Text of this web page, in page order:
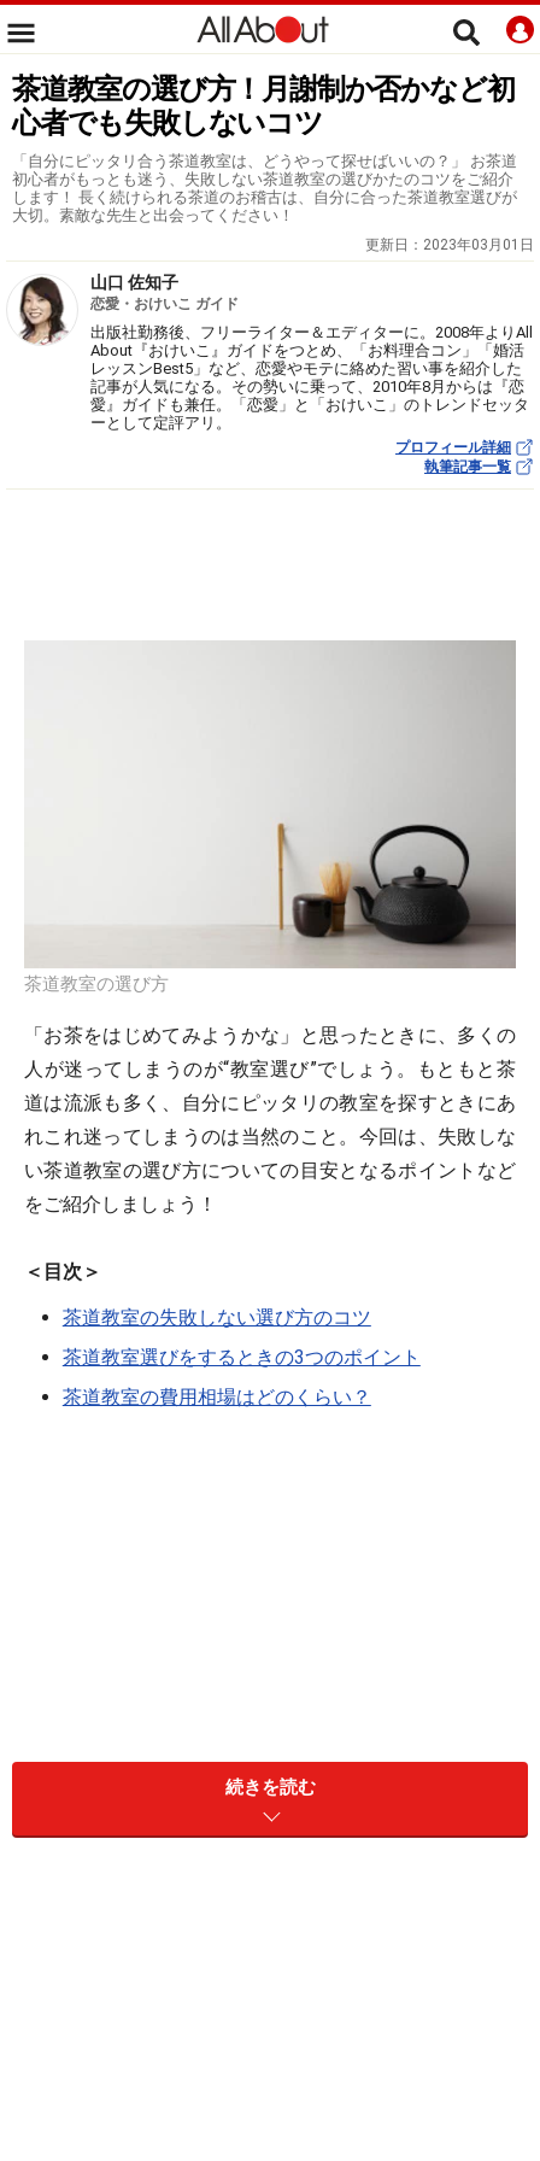
茶道教室の選び方！月謝制か否かなど初
心者でも失敗しないコツ
「自分にピッタリ合う茶道教室は、どうやって探せばいいの？」 お茶道
初心者がもっとも迷う、失敗しない茶道教室の選びかたのコツをご紹介
します！ 長く続けられる茶道のお稽古は、自分に合った茶道教室選びが
大切。素敵な先生と出会ってください！
更新日： 2023年03月01日
山口 佐知子
恋愛・おけいこ ガイド
出版社勤務後、フリーライター＆エディターに。2008年よりAll
About『おけいこ』ガイドをつとめ、「お料理合コン」「婚活
レッスンBest5」など、恋愛やモテに絡めた習い事を紹介した
記事が人気になる。その勢いに乗って、2010年8月からは『恋
愛』ガイドも兼任。「恋愛」と「おけいこ」のトレンドセッタ
ーとして定評アリ。
プロフィール詳細
執筆記事一覧
茶道教室の選び方
「お茶をはじめてみようかな」と思ったときに、多くの
人が迷ってしまうのが“教室選び”でしょう。もともと茶
道は流派も多く、自分にピッタリの教室を探すときにあ
れこれ迷ってしまうのは当然のこと。今回は、失敗しな
い茶道教室の選び方についての目安となるポイントなど
をご紹介しましょう！
＜目次＞
茶道教室の失敗しない選び方のコツ
茶道教室選びをするときの3つのポイント
茶道教室の費用相場はどのくらい？
続きを読む